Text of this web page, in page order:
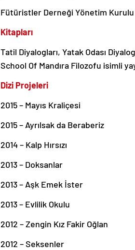
Fütüristler Derneği Yönetim
Kitapları
Tatil Diyalogları, Yatak Odası
School Of Mandıra Filozofu isimli
Dizi Projeleri
2015 – Mayıs Kraliçesi
2015 – Ayrılsak da Beraberiz
2014 – Kalp Hırsızı
2013 – Doksanlar
2013 – Aşk Emek İster
2013 – Evlilik Okulu
2012 – Zengin Kız Fakir Oğlan
2012 – Seksenler